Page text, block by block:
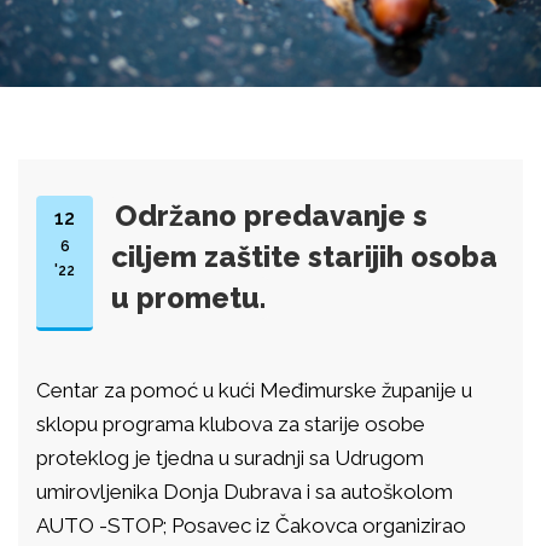
12
6
'22
Održano predavanje s
ciljem zaštite starijih osoba
u prometu.
Centar za pomoć u kući Međimurske županije u
sklopu programa klubova za starije osobe
proteklog je tjedna u suradnji sa Udrugom
umirovljenika Donja Dubrava i sa autoškolom
AUTO -STOP; Posavec iz Čakovca organizirao